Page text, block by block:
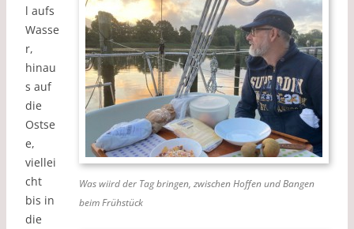
Was wiird der Tag bringen, zwischen Hoffen und Bangen
beim Frühstück
l aufs
Wasse
r,
hinau
s auf
die
Ostse
e,
viellei
cht
bis in
die